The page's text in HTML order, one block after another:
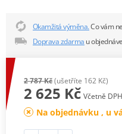
Okamžitá výměna.Co vám
Doprava zdarma u
2 787 Kč(ušetříte 162 Kč)
2 625 Kč Včetně DPH
Na objednávku , u